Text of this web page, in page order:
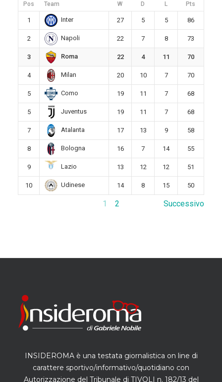
Pos Team W D L Pts
1 Inter 27 5 5 86
2 Napoli 22 7 8 73
3 Roma 22 4 11 70
4 Milan 20 10 7 70
5 Como 19 11 7 68
5 Juventus 19 11 7 68
7 Atalanta 17 13 9 58
8 Bologna 16 7 14 55
9 Lazio 13 12 12 51
10 Udinese 14 8 15 50
1 2 Successivo
INSIDEROMA è una testata giornalistica on line di
carattere sportivo/informativo/quotidiano con
Autorizzazione del Tribunale di TIVOLI n. 182/13 del